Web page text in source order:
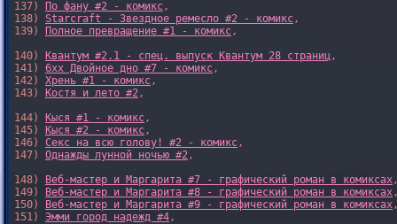
137)
По фану #2 - комикс,
138) Starcraft - Звездное ремесло #2 - комикс,
139)
Полное превращение #1 - комикс,
140)
Квантум #2.1 - спец. выпуск Квантум 28 страниц,
141) 6xx Двойное дно #7 - комикс,
142) Хрень #1 - комикс,
143)
Костя и лето #2,
144)
Кыся #1 - комикс,
145)
Кыся #2 - комикс,
146) Секс на всю голову! #2 - комикс,
147) Однажды лунной ночью #2,
148)
Веб-мастер и Маргарита #7 - графический роман в комиксах
149)
Веб-мастер и Маргарита #8 - графический роман в комиксах
150)
Веб-мастер и Маргарита #9 - графический роман в комиксах
151) Эмми город надежд #4,